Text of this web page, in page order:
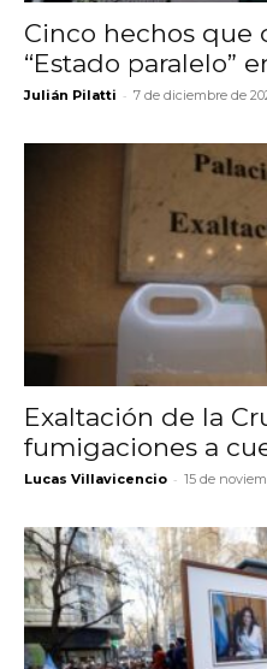
Cinco hechos que
“Estado paralelo”
Julián Pilatti - 7 de diciembre de
Exaltación de la
fumigaciones a
Lucas Villavicencio - 15 de